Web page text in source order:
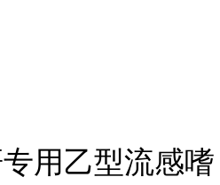
用乙型流感嗜